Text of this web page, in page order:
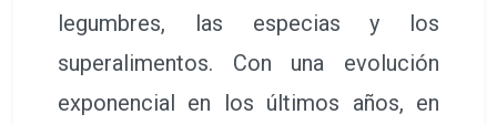
legumbres, las especias y los
superalimentos. Con una evolución
exponencial en los últimos años, en